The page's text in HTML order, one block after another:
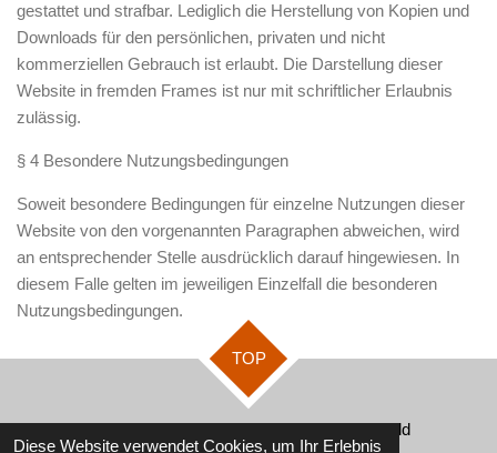
Diese Website verwendet Cookies, um Ihr Erlebnis
gestattet und strafbar. Lediglich die Herstellung von Kopien und
Downloads für den persönlichen, privaten und nicht
kommerziellen Gebrauch ist erlaubt. Die Darstellung dieser
Website in fremden Frames ist nur mit schriftlicher Erlaubnis
zulässig.
§ 4 Besondere Nutzungsbedingungen
Soweit besondere Bedingungen für einzelne Nutzungen dieser
Website von den vorgenannten Paragraphen abweichen, wird
an entsprechender Stelle ausdrücklich darauf hingewiesen. In
diesem Falle gelten im jeweiligen Einzelfall die besonderen
Nutzungsbedingungen.
TOP
© 2024 - 2026 Landfleischerei Fröhlich Usedomer Wild